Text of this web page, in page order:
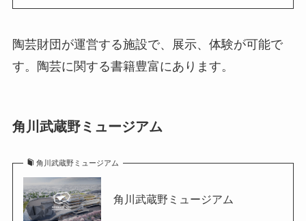
陶芸財団が運営する施設で、展示、体験が可能で
す。陶芸に関する書籍豊富にあります。
角川武蔵野ミュージアム
角川武蔵野ミュージアム
角川武蔵野ミュージアム